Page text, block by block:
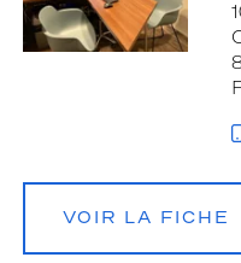
VOIR LA FICHE